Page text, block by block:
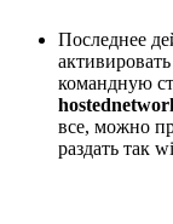
Последнее
командную
все, можно
раздать так